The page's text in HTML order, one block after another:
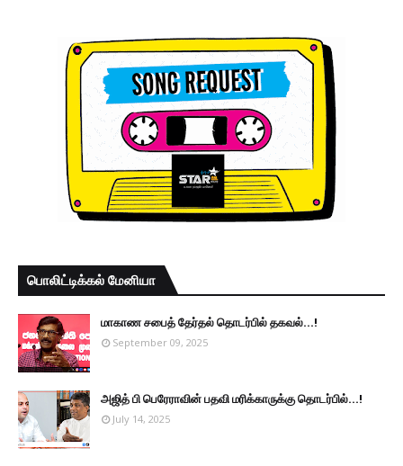
பொலிட்டிக்கல் மேனியா
மாகாண சபைத் தேர்தல் தொடர்பில் தகவல்...!
September 09, 2025
அஜித் பி பெரேராவின் பதவி மரிக்காருக்கு தொடர்பில்...!
July 14, 2025